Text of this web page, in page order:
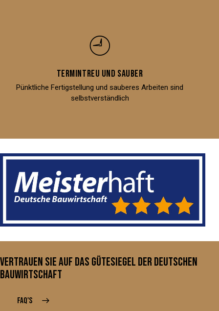
Termintreu und sauber
Pünktliche Fertigstellung und sauberes Arbeiten sind
selbstverständlich
VERTRAUEN SIE AUF DAS GÜTESIEGEL DER DEUTSCHEN
BAUWIRTSCHAFT
FAQ'S